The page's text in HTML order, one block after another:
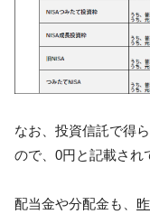
なお、投資信託で得
ので、0円と記載され
配当金や分配金も、